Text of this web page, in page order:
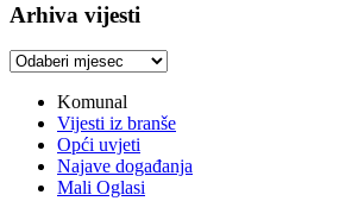
Arhiva vijesti
Arhiva
Komunal
Vijesti iz branše
Opći uvjeti
Najave događanja
Mali Oglasi